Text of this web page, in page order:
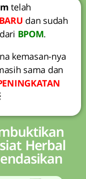
telah
dan sudah
BPOM.
kemasan-nya
sama dan
Herbal